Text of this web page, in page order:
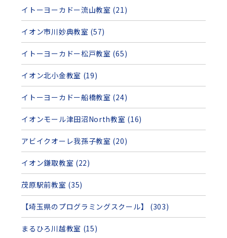
イトーヨーカドー流山教室 (21)
イオン市川妙典教室 (57)
イトーヨーカドー松戸教室 (65)
イオン北小金教室 (19)
イトーヨーカドー船橋教室 (24)
イオンモール津田沼North教室 (16)
アビイクオーレ我孫子教室 (20)
イオン鎌取教室 (22)
茂原駅前教室 (35)
【埼玉県のプログラミングスクール】 (303)
まるひろ川越教室 (15)